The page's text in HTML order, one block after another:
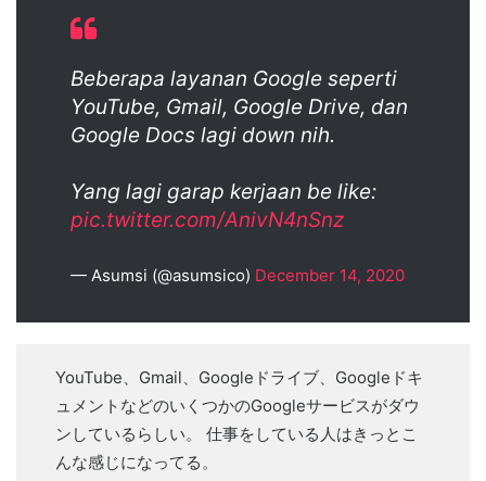
Beberapa layanan Google seperti
YouTube, Gmail, Google Drive, dan
Google Docs lagi down nih.
Yang lagi garap kerjaan be like:
pic.twitter.com/AnivN4nSnz
— Asumsi (@asumsico) December 14, 2020
YouTube、Gmail、Googleドライブ、Googleドキ
ュメントなどのいくつかのGoogleサービスがダウ
ンしているらしい。 仕事をしている人はきっとこ
んな感じになってる。